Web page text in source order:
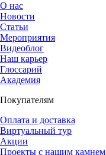
О нас
Новости
Статьи
Мероприятия
Видеоблог
Наш карьер
Глоссарий
Академия
Покупателям
Оплата и доставка
Виртуальный тур
Акции
Проекты с нашим камнем